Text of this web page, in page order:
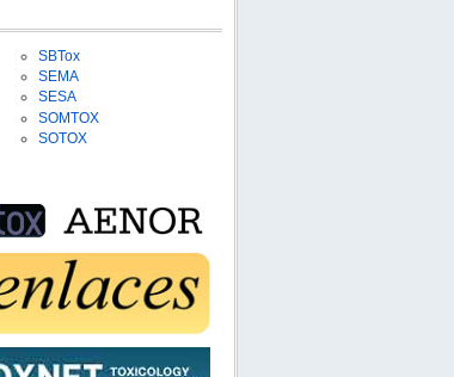
SBTox
SEMA
SESA
SOMTOX
SOTOX